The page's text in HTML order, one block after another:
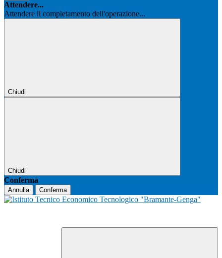
Attendere...
Attendere il completamento dell'operazione...
Chiudi
Chiudi
Conferma
Annulla Conferma